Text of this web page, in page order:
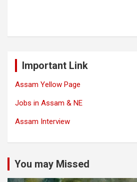
Important Link
Assam Yellow Page
Jobs in Assam & NE
Assam Interview
You may Missed